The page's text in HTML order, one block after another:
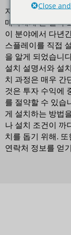
자체 설치 LED 디
매자에게 큰 절약
이 분야에서 다년
스플레이를 직접
을 알게 되었습니
설치 설명서와 설
치 과정은 매우 간
것은 투자 수익에
를 절약할 수 있습
게 설치하는 방법
나 설치 조건이 까
치를 돕기 위해.
연락처 정보를 얻
Close